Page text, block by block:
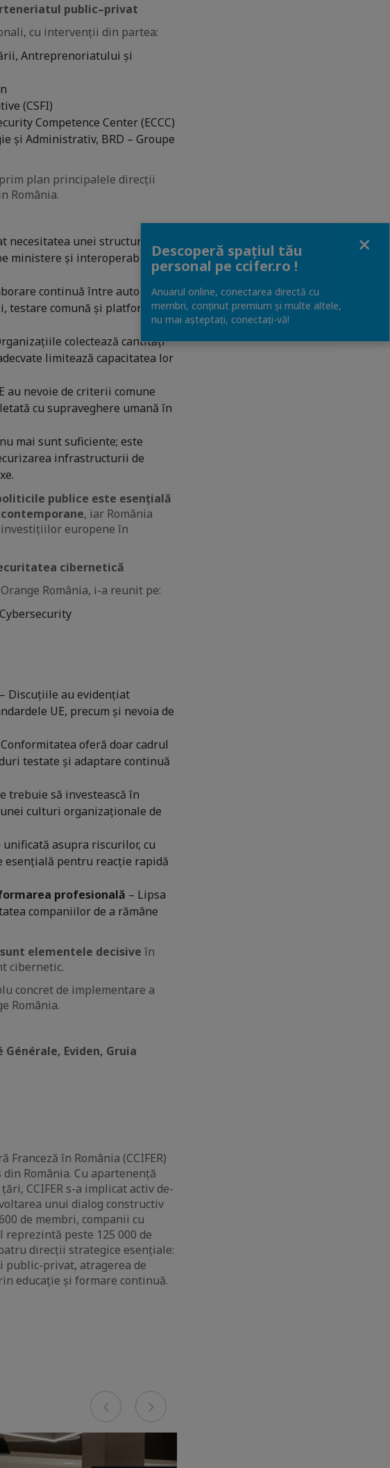
public–privat
cu intervenții din partea:
Antreprenoriatului și
(CSFI)
Competence Center (ECCC)
și Administrativ, BRD – Groupe
prim plan principalele direcții
România.
necesitatea unei structuri
ministere și interoperabilitate
continuă între autorități,
testare comună și platforme de
colectează cantități
limitează capacitatea lor
au nevoie de criterii comune
cu supraveghere umană în
mai sunt suficiente; este
infrastructurii de
publice este esențială
, iar România
investițiilor europene în
cibernetică
România, i-a reunit pe:
– Discuțiile au evidențiat
UE, precum și nevoia de
oferă doar cadrul
testate și adaptare continuă
trebuie să investească în
culturi organizaționale de
unificată asupra riscurilor, cu
esențială pentru reacție rapidă
profesională – Lipsa
companiilor de a rămâne
elementele decisive în
cibernetic.
concret de implementare a
România.
Générale, Eviden, Gruia
în România (CCIFER)
România. Cu apartenență
CCIFER s-a implicat activ de-
unui dialog constructiv
de membri, companii cu
peste 125 000 de
direcții strategice esențiale:
public-privat, atragerea de
educație și formare continuă.
Previous
Descoperă spațiul tău
personal pe ccifer.ro !
Anuarul online, conectarea directă cu
membri, conținut premium și multe altele,
nu mai așteptați, conectaţi-vă!